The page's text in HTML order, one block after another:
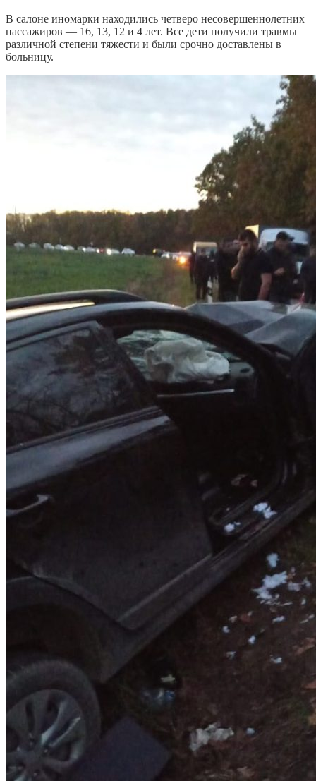
В салоне иномарки находились четверо несовершеннолетних
пассажиров — 16, 13, 12 и 4 лет. Все дети получили травмы
различной степени тяжести и были срочно доставлены в
больницу.